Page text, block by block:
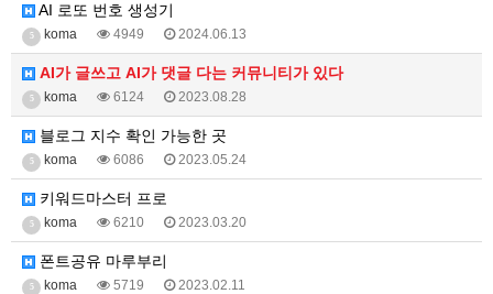
AI 로또 번호 생성기
5 koma 4949 2024.06.13
AI가 글쓰고 AI가 댓글 다는 커뮤니티가 있다
5 koma 6124 2023.08.28
블로그 지수 확인 가능한 곳
5 koma 6086 2023.05.24
키워드마스터 프로
5 koma 6210 2023.03.20
폰트공유 마루부리
5 koma 5719 2023.02.11